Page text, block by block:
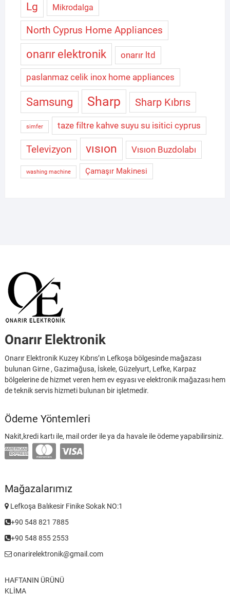
Lg Mikrodalga
North Cyprus Home Appliances
onarır elektronik onarır ltd
paslanmaz celik inox home appliances
Samsung Sharp Sharp Kıbrıs
simfer taze filtre kahve suyu su isitici cyprus
Televizyon vısıon Vısıon Buzdolabı
washing machine Çamaşır Makinesi
Onarır Elektronik
Onarır Elektronik Kuzey Kıbrıs’ın Lefkoşa bölgesinde mağazası
bulunan Girne , Gazimağusa, İskele, Güzelyurt, Lefke, Karpaz
bölgelerine de hizmet veren hem ev eşyası ve elektronik mağazası hem
de teknik servis hizmeti bulunan bir işletmedir.
Ödeme Yöntemleri
Nakit,kredi kartı ile, mail order ile ya da havale ile ödeme yapabilirsiniz.
Mağazalarımız
Lefkoşa Balıkesir Finike Sokak NO:1
+90 548 821 7885
+90 548 855 2553
onarirelektronik@gmail.com
HAFTANIN ÜRÜNÜ
KLİMA